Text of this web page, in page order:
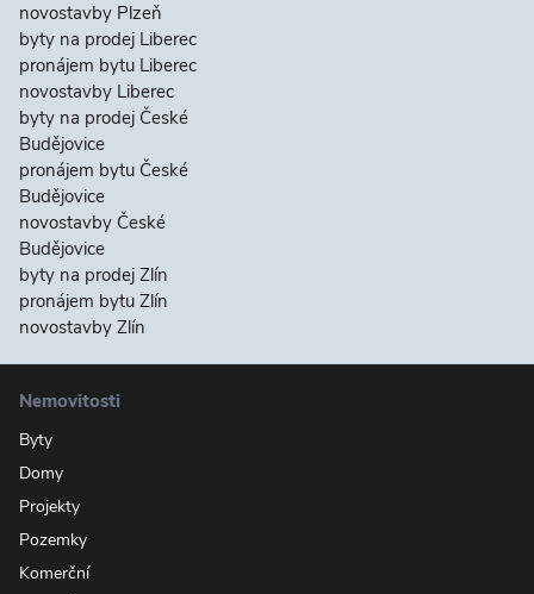
novostavby Plzeň
byty na prodej Liberec
pronájem bytu Liberec
novostavby Liberec
byty na prodej České
Budějovice
pronájem bytu České
Budějovice
novostavby České
Budějovice
byty na prodej Zlín
pronájem bytu Zlín
novostavby Zlín
Nemovitosti
Byty
Domy
Projekty
Pozemky
Komerční